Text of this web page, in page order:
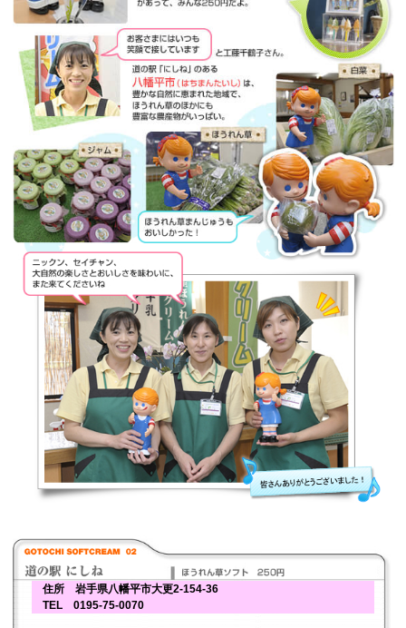
住所 岩手県八幡平市大更2-154-36
TEL 0195-75-0070